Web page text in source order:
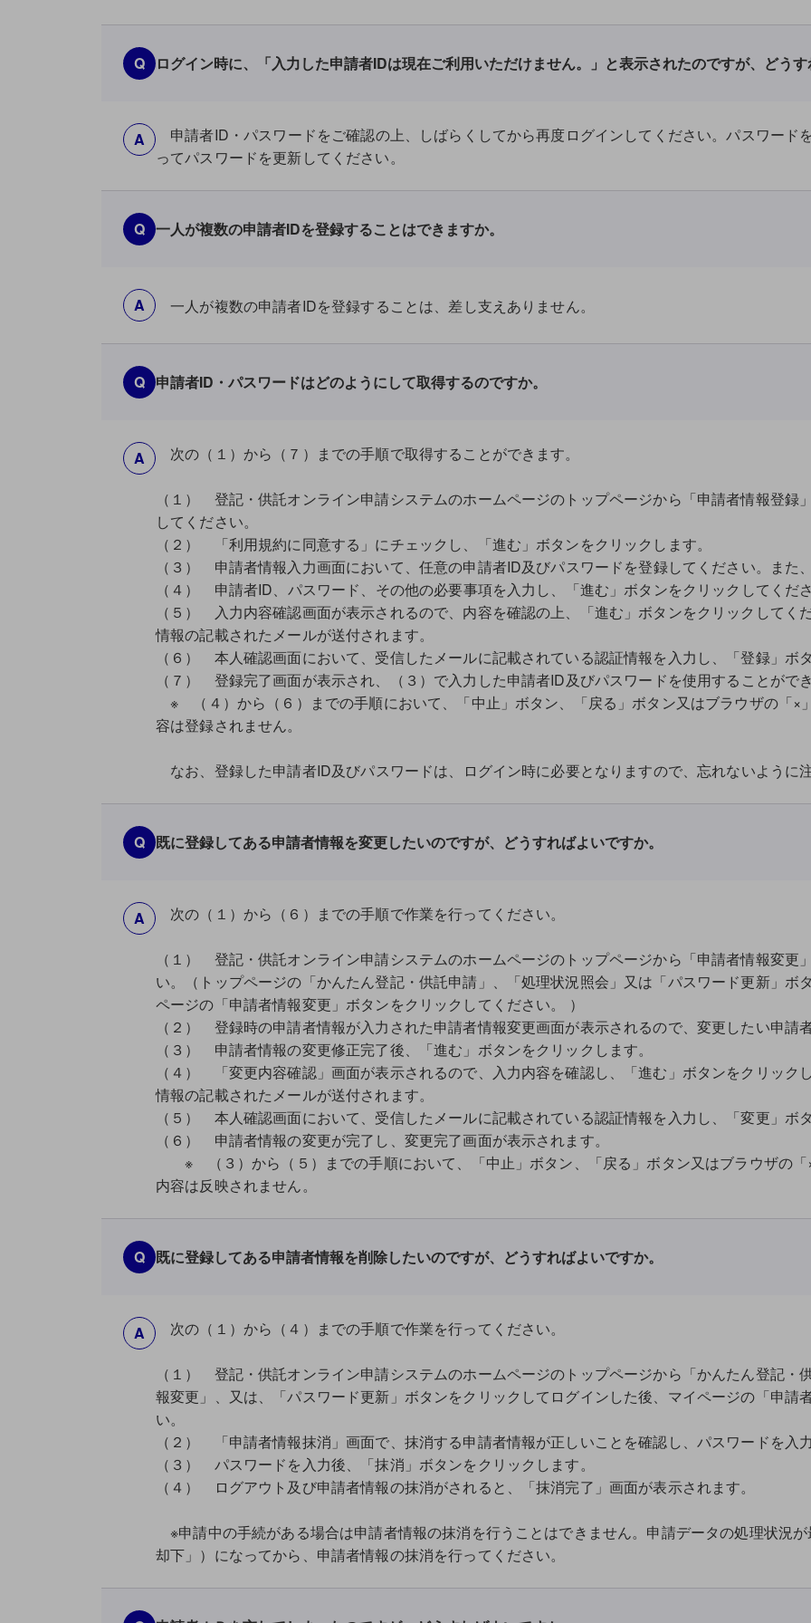
Q ログイン時に、「入力した申請者IDは現在ご利用いただけません。」と表示されたのですが、どう
A
申請者ID・パスワードをご確認の上、しばらくしてから再度ログインしてください。パスワード
ってパスワードを更新してください。
Q 一人が複数の申請者IDを登録することはできますか。
A 一人が複数の申請者IDを登録することは、差し支えありません。
Q 申請者ID・パスワードはどのようにして取得するのですか。
A 次の（１）から（７）までの手順で取得することができます。
（１） 登記・供託オンライン申請システムのホームページのトップページから「申請者情報登録
してください。
（２） 「利用規約に同意する」にチェックし、「進む」ボタンをクリックします。
（３） 申請者情報入力画面において、任意の申請者ID及びパスワードを登録してください。また
（４） 申請者ID、パスワード、その他の必要事項を入力し、「進む」ボタンをクリックしてくだ
（５） 入力内容確認画面が表示されるので、内容を確認の上、「進む」ボタンをクリックしてく
情報の記載されたメールが送付されます。
（６） 本人確認画面において、受信したメールに記載されている認証情報を入力し、「登録」ボ
（７） 登録完了画面が表示され、（３）で入力した申請者ID及びパスワードを使用することがで
※ （４）から（６）までの手順において、「中止」ボタン、「戻る」ボタン又はブラウザの「×
容は登録されません。
なお、登録した申請者ID及びパスワードは、ログイン時に必要となりますので、忘れないように
Q 既に登録してある申請者情報を変更したいのですが、どうすればよいですか。
A 次の（１）から（６）までの手順で作業を行ってください。
（１） 登記・供託オンライン申請システムのホームページのトップページから「申請者情報変更
い。（トップページの「かんたん登記・供託申請」、「処理状況照会」又は「パスワード更新」ボ
ページの「申請者情報変更」ボタンをクリックしてください。 ）
（２） 登録時の申請者情報が入力された申請者情報変更画面が表示されるので、変更したい申請
（３） 申請者情報の変更修正完了後、「進む」ボタンをクリックします。
（４） 「変更内容確認」画面が表示されるので、入力内容を確認し、「進む」ボタンをクリック
情報の記載されたメールが送付されます。
（５） 本人確認画面において、受信したメールに記載されている認証情報を入力し、「変更」ボ
（６） 申請者情報の変更が完了し、変更完了画面が表示されます。
※ （３）から（５）までの手順において、「中止」ボタン、「戻る」ボタン又はブラウザの「
内容は反映されません。
Q 既に登録してある申請者情報を削除したいのですが、どうすればよいですか。
A 次の（１）から（４）までの手順で作業を行ってください。
（１） 登記・供託オンライン申請システムのホームページのトップページから「かんたん登記・
報変更」、又は、「パスワード更新」ボタンをクリックしてログインした後、マイページの「申請
い。
（２） 「申請者情報抹消」画面で、抹消する申請者情報が正しいことを確認し、パスワードを入
（３） パスワードを入力後、「抹消」ボタンをクリックします。
（４） ログアウト及び申請者情報の抹消がされると、「抹消完了」画面が表示されます。
※申請中の手続がある場合は申請者情報の抹消を行うことはできません。申請データの処理状況
却下」）になってから、申請者情報の抹消を行ってください。